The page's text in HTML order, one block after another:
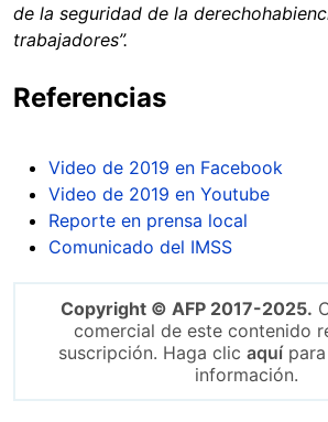
de la seguridad de la
trabajadores”.
Referencias
Video de 2019 en Facebook
Video de 2019 en Youtube
Reporte en prensa local
Comunicado del IMSS
Copyright © AFP 2017-2025.
comercial de este contenido
suscripción. Haga clic aquípara
información.